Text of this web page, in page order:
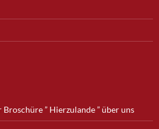
” Hierzulande ” über uns